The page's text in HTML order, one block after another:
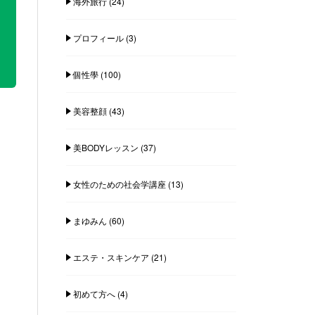
プロフィール(3)
個性學(100)
美容整顔(43)
美BODYレッスン (37)
女性のための社会学講座(13)
まゆみん (60)
エステ・スキンケア (21)
初めて方へ(4)